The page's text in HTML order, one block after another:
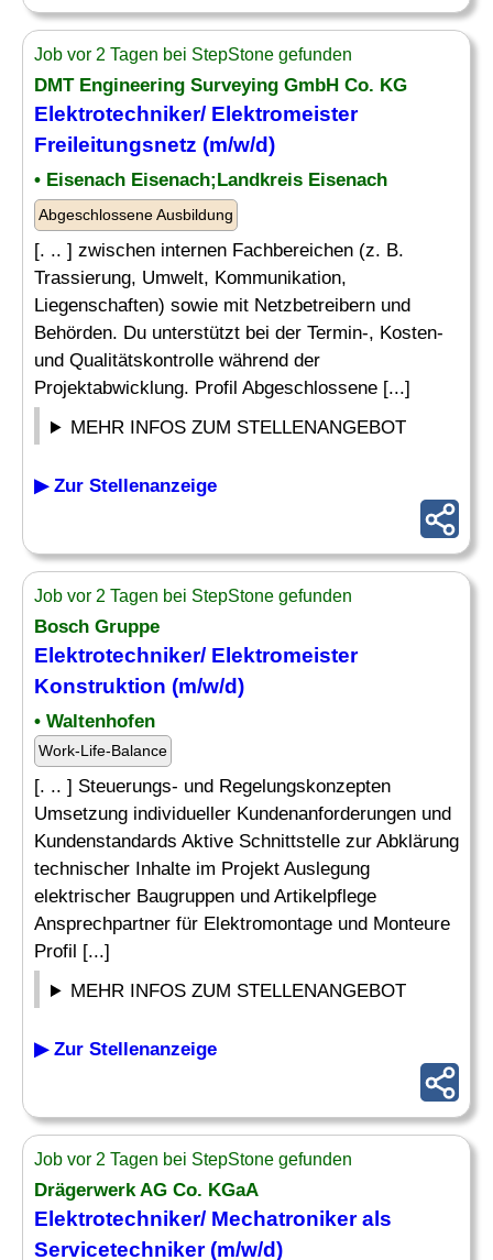
Job vor 2 Tagen bei StepStone gefunden
DMT Engineering Surveying GmbH Co. KG
Elektrotechniker/ Elektromeister
Freileitungsnetz (m/w/d)
• Eisenach Eisenach;Landkreis Eisenach
Abgeschlossene Ausbildung
[. .. ] zwischen internen Fachbereichen (z. B.
Trassierung, Umwelt, Kommunikation,
Liegenschaften) sowie mit Netzbetreibern und
Behörden. Du unterstützt bei der Termin-, Kosten-
und Qualitätskontrolle während der
Projektabwicklung. Profil Abgeschlossene [...]
MEHR INFOS ZUM STELLENANGEBOT
▶ Zur Stellenanzeige
Job vor 2 Tagen bei StepStone gefunden
Bosch Gruppe
Elektrotechniker/ Elektromeister
Konstruktion (m/w/d)
• Waltenhofen
Work-Life-Balance
[. .. ] Steuerungs- und Regelungskonzepten
Umsetzung individueller Kundenanforderungen und
Kundenstandards Aktive Schnittstelle zur Abklärung
technischer Inhalte im Projekt Auslegung
elektrischer Baugruppen und Artikelpflege
Ansprechpartner für Elektromontage und Monteure
Profil [...]
MEHR INFOS ZUM STELLENANGEBOT
▶ Zur Stellenanzeige
Job vor 2 Tagen bei StepStone gefunden
Drägerwerk AG Co. KGaA
Elektrotechniker/ Mechatroniker als
Servicetechniker (m/w/d)